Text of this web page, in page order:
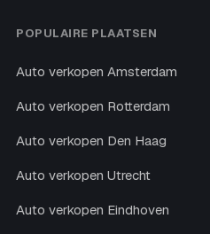
POPULAIRE PLAATSEN
Auto verkopen Amsterdam
Auto verkopen Rotterdam
Auto verkopen Den Haag
Auto verkopen Utrecht
Auto verkopen Eindhoven